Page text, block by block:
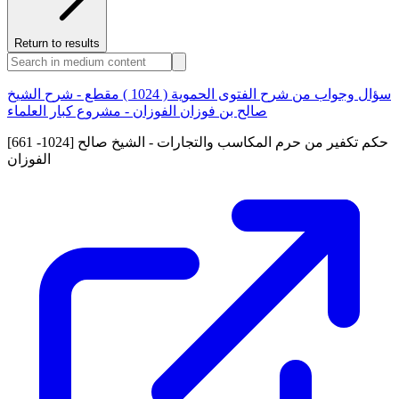
Return to results
سؤال وجواب من شرح الفتوى الحموية ( 1024 ) مقطع - شرح الشيخ
صالح بن فوزان الفوزان - مشروع كبار العلماء
[661 -1024] حكم تكفير من حرم المكاسب والتجارات - الشيخ صالح
الفوزان